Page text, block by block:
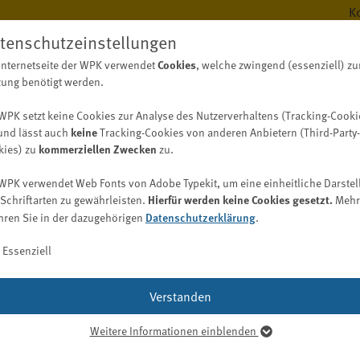
Berufsregister / Abschlussprüferregister
Liste der Abschlussprüfer und Prüfungsgesellschaften
Sachverständige)
Ausländische Prüfer
Berufsregister anderer Länder
Digitalisierung im Berufsstand
Entwicklung einer Digitalisierungsstrategie
Praxistypologien
Digitalisierungsbereiche und -möglichkeiten
Softwarelösungen
Digitalisierungsglossar
WPK Börsen
Kooperation (inklusive Nachhaltigkeit)
Qualitätskontrolle
Praktikum
Bekanntmachungen der WPK
Bekanntmachungen der Berufsaufsicht nach § 69 WPO
GwG
WPK Magazin
Mediadaten
Vergabebekanntmachungen
2026
der WPK verwendetCookies, welche zwingend (essenziell)
benötigt werden.
setzt keine Cookies zur Analyse des Nutzerverhaltens (Tracking-
lässt auch keineTracking-Cookies von anderen Anbietern (Third-Party-
zu kommerziellen Zwecken zu.
verwendet Web Fonts von Adobe Typekit, um eine einheitliche
zu gewährleisten. Hierfür werden keine Cookies gesetzt. Mehr
Sie in der dazugehörigen Datenschutzerklärung.
Essenziell
Verstanden
Weitere Informationen einblenden